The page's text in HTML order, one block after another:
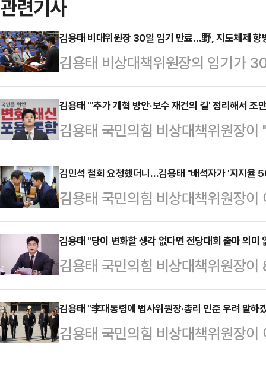
관련기사
김용태 비대위원장 30일 임기 만료…野, 지도체제 향
김용태 비상대책위원장의 임기가
지도체제 구성 작업에 속도를 낸다.
임하며 전당대회를 치르는 '관리형
송 원내대표가 비대위원장직을 맡
설 것으로 보인다. 당내에서는 현행
한다는 기류도 나타난다. 정치권 관
혁신 구조변화에 대한 고민이 우선
르면 국민의힘은 오는 1일 …
김용태 "'추가 개혁 방안·보수 재건의 길' 정리해서 조
김용태 국민의힘 비상대책위원장
당의 추가적인 개혁방안과 보수 재
릴 수 있도록 할 것"이라고 밝혔다.
국민의힘 의원총회가 열린 도중 기
면서 많은 시민들과 단체장 그리고
다"고 말했다.김 비대위원장은 "많
보는 것과 여의도 이곳에서 국민의
닌가 하는 안타까움이…
김민석 철회 요청했더니…김용태 "배석자가 '지지율
김용태 국민의힘 비상대책위원장
보자 지명 철회를 요청했지만, 배석
50%가 넘는다는 말을 들었다고 전
회에서 기자들을 만나 국회의장 접
(추경)안 시정연설 사전환담에서 "
"지방을 돌아보니 경제가 매우 어
기업과 3만5000여명 직원들이 있
니 미국과의 관세 협정에…
김용태 "당이 변화할 생각 없다면 전당대회 출마 의미
김용태 국민의힘 비상대책위원장
부와 관련해 "당 개혁에 대한 부분
대회에 출마하는 것 자체가 의미없
일 강원도 춘천에 위치한 강원도청
현안을 논의한 후 열린 기자 간담회
김용태 "李대통령에 법사위원장·총리 인준 우려 말하
김용태 국민의힘 비상대책위원장
위원장이나 총리 인준은 정치 복원